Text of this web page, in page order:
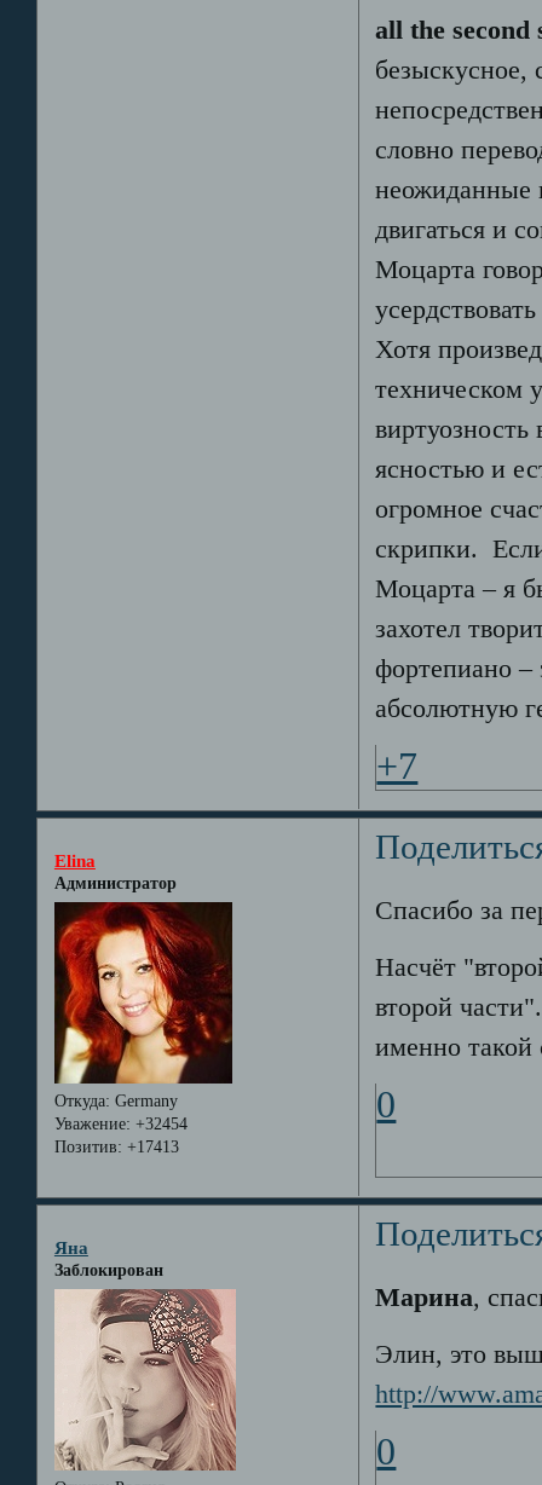
all the second
безыскусное,
словно
неожиданные
двигаться и
Моцарта
Хотя
техническом
ясностью и
огромное
скрипки.
Моцарта – я
захотел
фортепиано –
абсолютную
+7
Elina
Администратор
Откуда: Germany
Уважение: +32454
Позитив: +17413
Спасибо за
Насчёт
второй
именно
0
Яна
Заблокирован
Марина,
Элин, это
http://
0